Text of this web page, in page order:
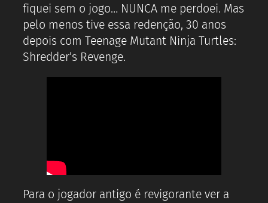
fiquei sem o jogo… NUNCA me perdoei. Mas
pelo menos tive essa redenção, 30 anos
depois com Teenage Mutant Ninja Turtles:
Shredder’s Revenge.
Para o jogador antigo é revigorante ver a